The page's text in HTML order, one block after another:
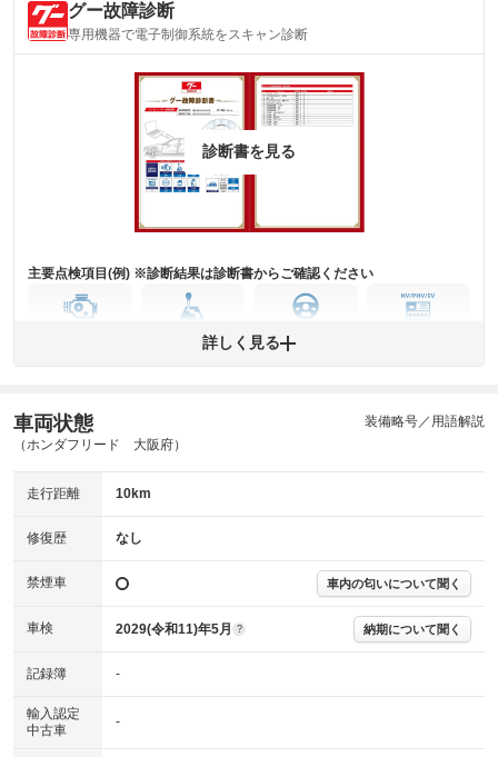
内装
(内装状態)
気になる汚れ等がない綺麗な室内を保っています。
主要機関に不具合はありません。
詳細は鑑定書をご確認ください。
※グー鑑定は保証サービスではございません。購入時は必ず現車をご確認
および表示項目が異なる場合がございます。
す。車両情報等の詳細は各販売店へお問い合わせ下さい。
グー故障診断
専用機器で電子制御系統をスキャン診断
診断書を見る
主要点検項目(例) ※診断結果は診断書からご確認ください
ミッション
ステアリング
ABS その他
※グー故障診断は保証サービスではございません。購入時は必ず現車をご
※実際にお渡しする故障診断書につきましては、形式および表示項目が異
※グー故障診断書はあくまでも実施時点での診断結果となります。将来に
わたり車両状態を担保するものではありませんので、車両情報等の詳細は
詳しく見る
車両状態
（ホンダフリード 大阪府）
装備略号／用語解説
走行距離 10km
修復歴 なし
禁煙車 車内の匂いについて聞く
車検 2029(令和11)年5月 ? 納期について聞く
記録簿 -
輸入認定
中古車
-